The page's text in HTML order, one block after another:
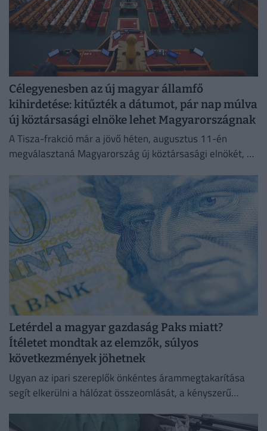
Célegyenesben az új magyar államfő
kihirdetése: kitűzték a dátumot, pár nap múlva
új köztársasági elnöke lehet Magyarországnak
A Tisza-frakció már a jövő héten, augusztus 11-én
megválasztaná Magyarország új köztársasági elnökét, az
Országgyűlésnek.
Letérdel a magyar gazdaság Paks miatt?
Ítéletet mondtak az elemzők, súlyos
következmények jöhetnek
Ugyan az ipari szereplők önkéntes árammegtakarítása
segít elkerülni a hálózat összeomlását, a kényszerű
is csökkenthetik a...